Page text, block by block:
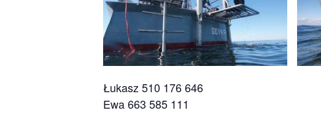
Łukasz 510 176 646
Ewa 663 585 111